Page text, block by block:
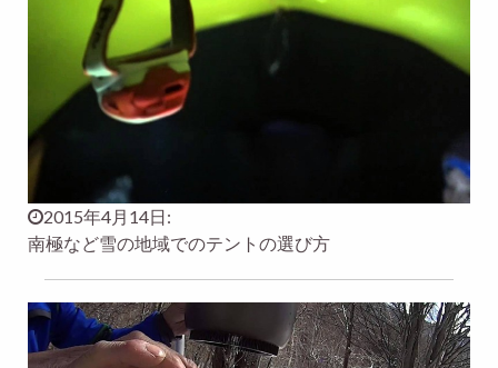
2015年4月14日:
南極など雪の地域でのテントの選び方